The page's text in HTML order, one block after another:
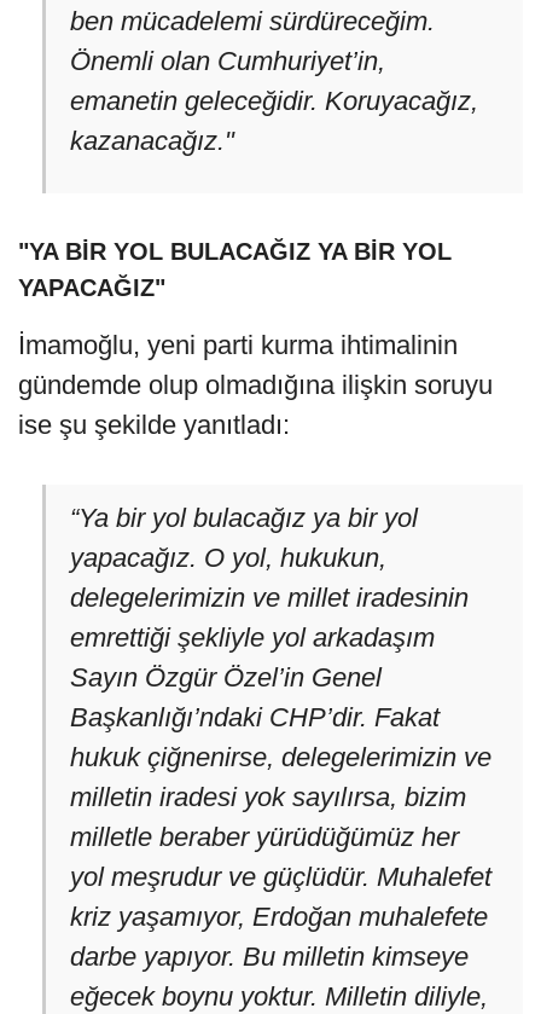
ben mücadelemi sürdüreceğim.
Önemli olan Cumhuriyet’in,
emanetin geleceğidir. Koruyacağız,
kazanacağız."
"YA BİR YOL BULACAĞIZ YA BİR YOL
YAPACAĞIZ"
İmamoğlu, yeni parti kurma ihtimalinin
gündemde olup olmadığına ilişkin soruyu
ise şu şekilde yanıtladı:
“Ya bir yol bulacağız ya bir yol
yapacağız. O yol, hukukun,
delegelerimizin ve millet iradesinin
emrettiği şekliyle yol arkadaşım
Sayın Özgür Özel’in Genel
Başkanlığı’ndaki CHP’dir. Fakat
hukuk çiğnenirse, delegelerimizin ve
milletin iradesi yok sayılırsa, bizim
milletle beraber yürüdüğümüz her
yol meşrudur ve güçlüdür. Muhalefet
kriz yaşamıyor, Erdoğan muhalefete
darbe yapıyor. Bu milletin kimseye
eğecek boynu yoktur. Milletin diliyle,